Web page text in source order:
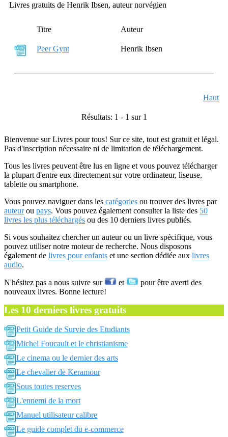
Livres gratuits de Henrik Ibsen, auteur norvégien
Titre Auteur
Peer Gynt Henrik Ibsen
Haut
Résultats: 1 - 1 sur 1
Bienvenue sur Livres pour tous! Sur ce site, tout est gratuit et légal.
Pas d'inscription nécessaire ni de limitation de téléchargement.
Tous les livres peuvent être lus en ligne et vous pouvez télécharger
la plupart d'entre eux directement sur votre ordinateur, liseuse,
tablette ou smartphone.
Vous pouvez naviguer dans les catégories ou trouver des livres par
auteurou pays. Vous pouvez également consulter la liste des 50
livres les plus téléchargés ou des 10 derniers livres publiés.
Si vous souhaitez chercher un auteur ou un livre spécifique, vous
pouvez utiliser notre moteur de recherche. Nous disposons
également de livres pour enfants et une section dédiée aux livres
audio.
N'hésitez pas a nous suivre sur et
pour être averti des
nouveaux livres. Bonne lecture!
Les 10 derniers livres gratuits
Petit Guide de Survie des Etudiants
Michel Foucault et le christianisme
Le cinema ou le dernier des arts
Le chevalier de Keramour
Sous toutes reserves
L'ennemi de la mort
Manuel utilisateur calibre
Le guide complet du e-commerce